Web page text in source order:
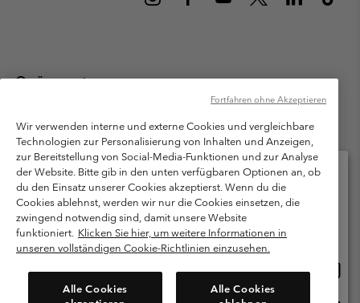
Österreich
Columbia Sportswear Austria GmbH. Moosfeldstraße 1, 5101
Bergheim, Salzburg Österreich. Alle Rechte vorbehalten.
Nutzungsbedingungen
Allgemeine Verkaufsbedingungen
Garantie
Datenschutzerklärung
Bestimmungen und Bedingungen des Mitglieder Programms
Nutzungsbedingungen Für Nutzergenerierte Inhalte
Cookies
Kundenservice: Mo- Fr. 9:00 - 13:00 & 14:00- 18:00 Uhr
(+)43720880525
Wir verwenden interne und externe Cookies und vergleichbare
Technologien zur Personalisierung von Inhalten und Anzeigen,
zur Bereitstellung von Social-Media-Funktionen und zur Analyse
der Website. Bitte gib in den unten verfügbaren Optionen an, ob
du den Einsatz unserer Cookies akzeptierst. Wenn du die
Cookies ablehnst, werden wir nur die Cookies einsetzen, die
zwingend notwendig sind, damit unsere Website
funktioniert. Klicken Sie hier, um weitere Informationen in
unseren vollständigen Cookie-Richtlinien einzusehen.
Alle Cookies
Alle Cookies
Fortfahren ohne Akzeptieren
Bitte wählen Sie Ihr Lieferland und Ihre Sprache
Online-Einkauf verfügbar